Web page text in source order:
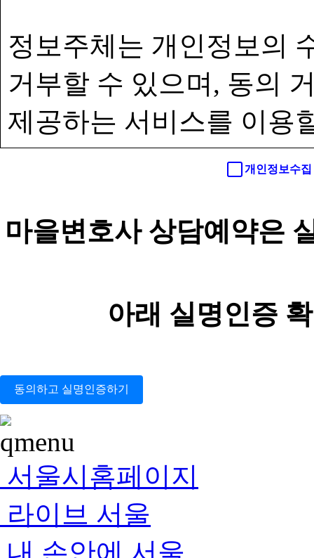
정보주체는 개인정보의
거부할 수 있으며, 동의
제공하는 서비스를 이용
개인정보수
마을변호사 상담예약은
아래 실명인증
동의하고 실명인증하기
서울시홈페이지
라이브 서울